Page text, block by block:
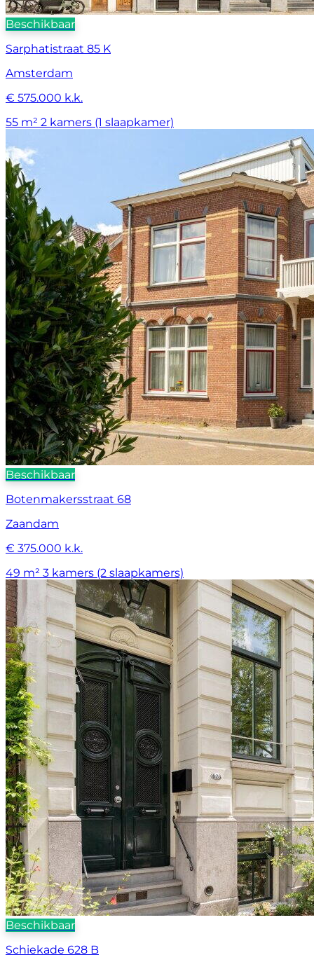
Beschikbaar
Sarphatistraat 85 K
Amsterdam
€ 575.000 k.k.
55 m² 2 kamers (1 slaapkamer)
Beschikbaar
Botenmakersstraat 68
Zaandam
€ 375.000 k.k.
49 m² 3 kamers (2 slaapkamers)
Beschikbaar
Schiekade 628 B